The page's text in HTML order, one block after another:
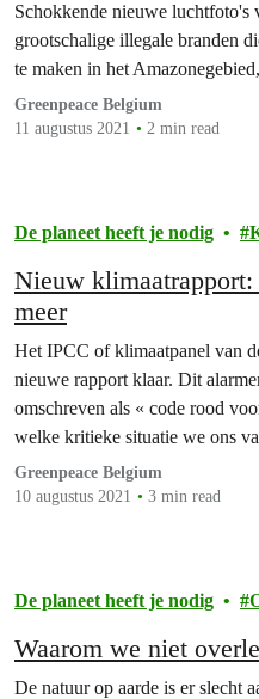
Schokkende nieuwe luchtfoto's
grootschalige illegale branden
te maken in het
Greenpeace Belgium
11 augustus 2021
2 min read
De planeet heeft je nodig
Nieuw klimaatrapport:
meer
Het IPCC of klimaatpanel van
nieuwe rapport klaar. Dit
omschreven als « code rood
welke kritieke situatie we ons
Greenpeace Belgium
10 augustus 2021
3 min read
De planeet heeft je nodig
Waarom we niet
De natuur op aarde is er slecht